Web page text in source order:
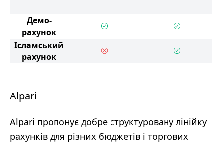
Демо-
рахунок
Ісламський
рахунок
Alpari
Alpari пропонує добре структуровану лінійку
рахунків для різних бюджетів і торгових